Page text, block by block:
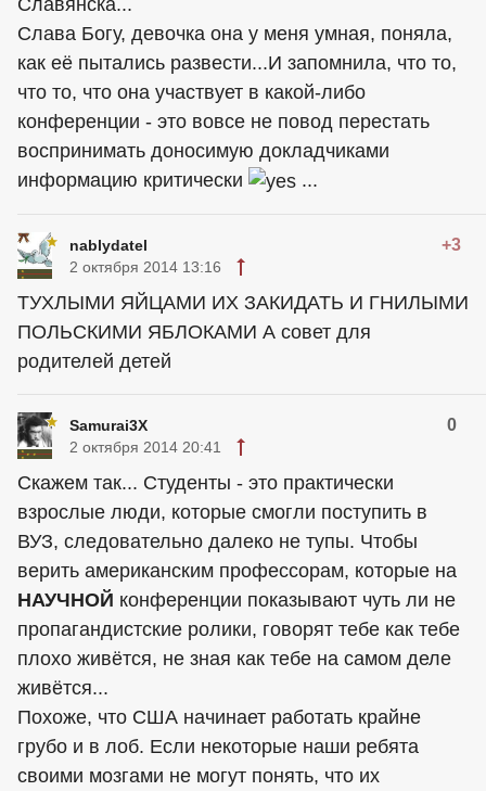
Славянска...
Слава Богу, девочка она у меня умная, поняла,
как её пытались развести...И запомнила, что то,
что то, что она участвует в какой-либо
конференции - это вовсе не повод перестать
воспринимать доносимую докладчиками
информацию критически
...
nablydatel +3
2 октября 2014 13:16
ТУХЛЫМИ ЯЙЦАМИ ИХ ЗАКИДАТЬ И ГНИЛЫМИ
ПОЛЬСКИМИ ЯБЛОКАМИ А совет для
родителей детей
Samurai3X 0
2 октября 2014 20:41
Скажем так... Студенты - это практически
взрослые люди, которые смогли поступить в
ВУЗ, следовательно далеко не тупы. Чтобы
верить американским профессорам, которые на
НАУЧНОЙ конференции показывают чуть ли не
пропагандистские ролики, говорят тебе как тебе
плохо живётся, не зная как тебе на самом деле
живётся...
Похоже, что США начинает работать крайне
грубо и в лоб. Если некоторые наши ребята
своими мозгами не могут понять, что их